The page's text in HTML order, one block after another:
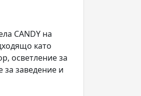
CANDY на
като
осветление за
за заведение и